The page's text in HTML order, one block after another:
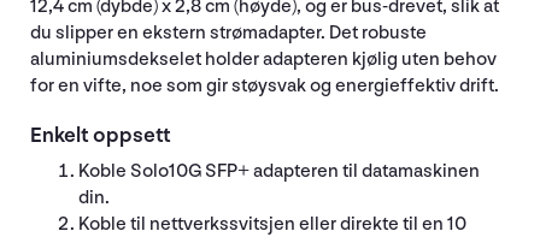
12,4 cm (dybde) x 2,8 cm (høyde), og er bus-drevet, slik at
du slipper en ekstern strømadapter. Det robuste
aluminiumsdekselet holder adapteren kjølig uten behov
for en vifte, noe som gir støysvak og energieffektiv drift.
Enkelt oppsett
Koble Solo10G SFP+ adapteren til datamaskinen
din.
Koble til nettverkssvitsjen eller direkte til en 10